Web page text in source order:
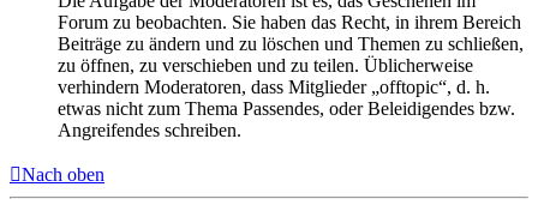
Forum zu beobachten. Sie haben das Recht, in ihrem Bereich
Beiträge zu ändern und zu löschen und Themen zu schließen,
zu öffnen, zu verschieben und zu teilen. Üblicherweise
verhindern Moderatoren, dass Mitglieder „offtopic“, d. h.
etwas nicht zum Thema Passendes, oder Beleidigendes bzw.
Angreifendes schreiben.
Nach oben